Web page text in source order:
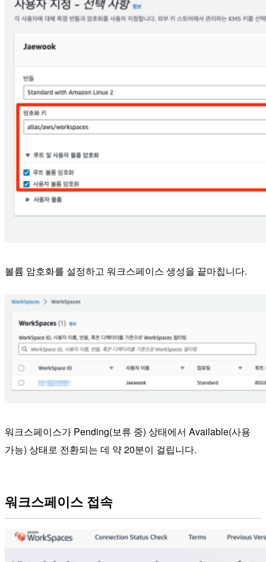
볼륨 암호화를 설정하고 워크스페이스 생성을 끝마칩니다.
워크스페이스가 Pending(보류 중) 상태에서 Available(사용
가능) 상태로 전환되는 데 약 20분이 걸립니다.
워크스페이스 접속